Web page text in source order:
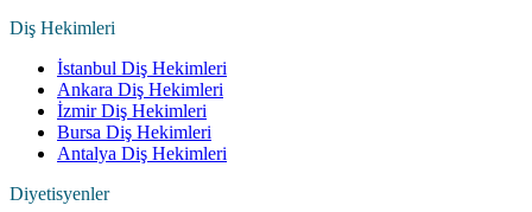
Diş Hekimleri
İstanbul Diş Hekimleri
Ankara Diş Hekimleri
İzmir Diş Hekimleri
Bursa Diş Hekimleri
Antalya Diş Hekimleri
Diyetisyenler